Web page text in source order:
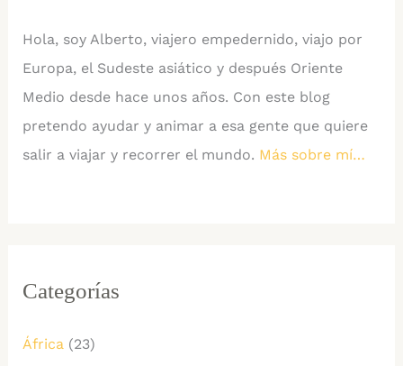
(1
JD)
Hola, soy Alberto, viajero empedernido, viajo por
Europa, el Sudeste asiático y después Oriente
Medio desde hace unos años. Con este blog
pretendo ayudar y animar a esa gente que quiere
salir a viajar y recorrer el mundo. Más sobre mí…
Categorías
África(23)